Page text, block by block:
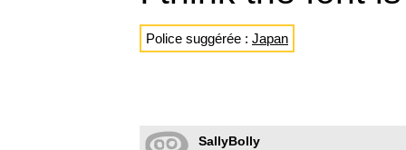
Police suggérée : Japan
SallyBolly